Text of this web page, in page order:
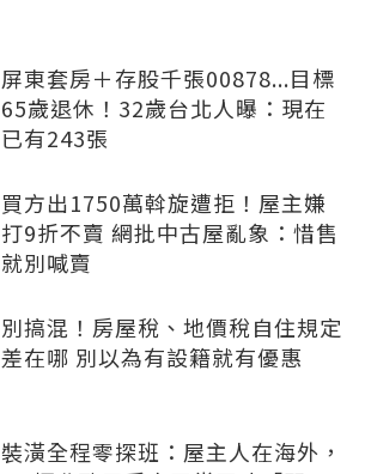
屏東套房＋存股千張00878...目標
65歲退休！32歲台北人曝：現在
已有243張
買方出1750萬斡旋遭拒！屋主嫌
打9折不賣 網批中古屋亂象：惜售
就別喊賣
別搞混！房屋稅、地價稅自住規定
差在哪 別以為有設籍就有優惠
裝潢全程零探班：屋主人在海外，